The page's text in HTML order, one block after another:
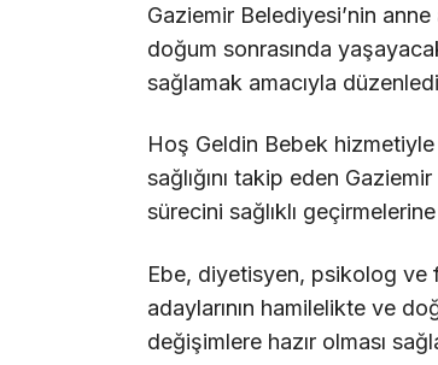
Gaziemir Belediyesi’nin
doğum sonrasında
sağlamak amacıyla
Hoş Geldin Bebek
sağlığını takip eden
sürecini sağlıklı
Ebe, diyetisyen, psikolog ve
adaylarının hamilelikte ve
değişimlere hazır olması